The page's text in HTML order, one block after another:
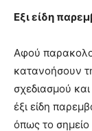
Εξι είδη
Αφού
κατανοήσουν
σχεδιασμού
έξι είδη
όπως το